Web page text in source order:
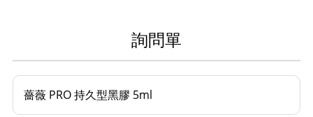
詢問單
薔薇 PRO 持久型黑膠 5ml